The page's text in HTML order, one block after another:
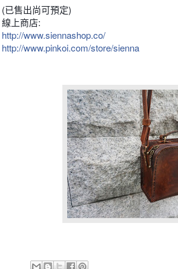
(已售出尚可預定)
線上商店:
http://www.siennashop.co/
http://www.pinkoi.com/store/sienna